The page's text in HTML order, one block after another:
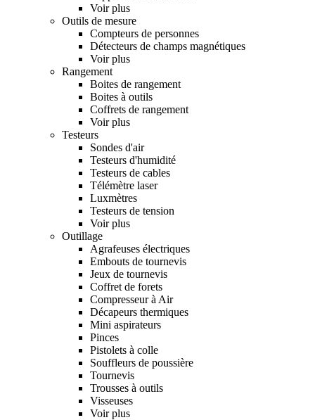
Voir plus
Outils de mesure
Compteurs de personnes
Détecteurs de champs magnétiques
Voir plus
Rangement
Boites de rangement
Boites à outils
Coffrets de rangement
Voir plus
Testeurs
Sondes d'air
Testeurs d'humidité
Testeurs de cables
Télémètre laser
Luxmètres
Testeurs de tension
Voir plus
Outillage
Agrafeuses électriques
Embouts de tournevis
Jeux de tournevis
Coffret de forets
Compresseur à Air
Décapeurs thermiques
Mini aspirateurs
Pinces
Pistolets à colle
Souffleurs de poussière
Tournevis
Trousses à outils
Visseuses
Voir plus